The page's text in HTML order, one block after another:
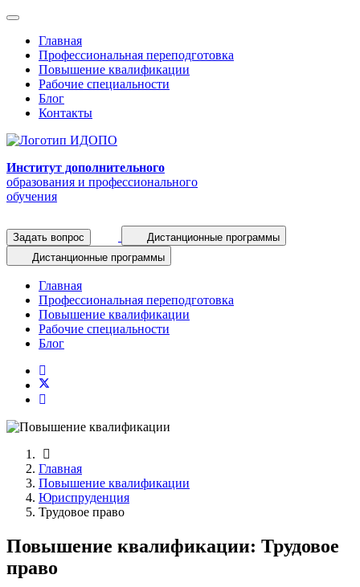
Главная
Профессиональная переподготовка
Повышение квалификации
Рабочие специальности
Блог
Контакты
Институт дополнительного
образования и профессионального
обучения
Задать вопрос
Дистанционные программы
Дистанционные программы
Главная
Профессиональная переподготовка
Повышение квалификации
Рабочие специальности
Блог
Главная
Повышение квалификации
Юриспруденция
Трудовое право
Повышение квалификации: Трудовое
право